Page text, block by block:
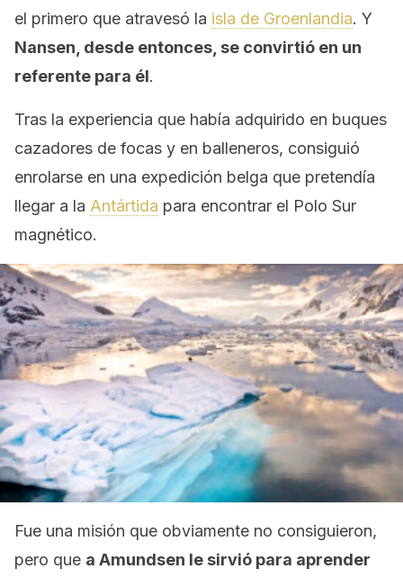
el primero que atravesó la isla de Groenlandia. Y
Nansen, desde entonces, se convirtió en un
referente para él.
Tras la experiencia que había adquirido en buques
cazadores de focas y en balleneros, consiguió
enrolarse en una expedición belga que pretendía
llegar a la Antártida para encontrar el Polo Sur
magnético.
Fue una misión que obviamente no consiguieron,
pero que a Amundsen le sirvió para aprender